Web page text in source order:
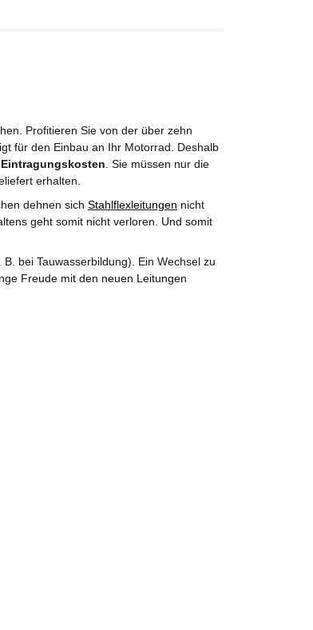
Profitieren Sie von der über zehn
für den Einbau an Ihr Motorrad. Deshalb
. Sie müssen nur die
erhalten.
dehnen sich Stahlflexleitungen nicht
geht somit nicht verloren. Und somit
bei Tauwasserbildung). Ein Wechsel zu
Freude mit den neuen Leitungen